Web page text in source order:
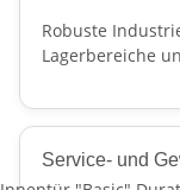
Robuste
Lagerbereiche
Service- und